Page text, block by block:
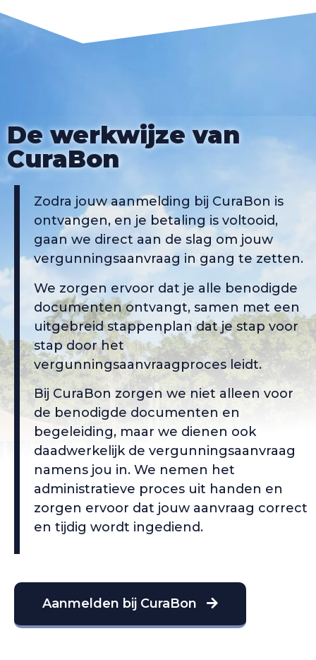
De werkwijze van
CuraBon
Zodra jouw aanmelding bij CuraBon is
ontvangen, en je betaling is voltooid,
gaan we direct aan de slag om jouw
vergunningsaanvraag in gang te zetten.
We zorgen ervoor dat je alle benodigde
documenten ontvangt, samen met een
uitgebreid stappenplan dat je stap voor
stap door het
vergunningsaanvraagproces leidt.
Bij CuraBon zorgen we niet alleen voor
de benodigde documenten en
begeleiding, maar we dienen ook
daadwerkelijk de vergunningsaanvraag
namens jou in. We nemen het
administratieve proces uit handen en
zorgen ervoor dat jouw aanvraag correct
en tijdig wordt ingediend.
Aanmelden bij CuraBon